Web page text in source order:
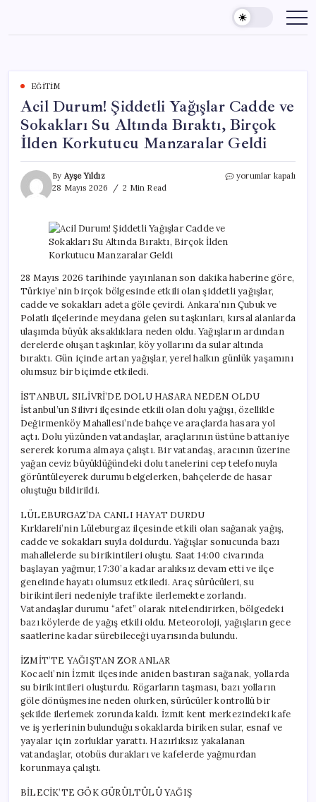
content
EĞITIM
Acil Durum! Şiddetli Yağışlar Cadde ve
Sokakları Su Altında Bıraktı, Birçok
İlden Korkutucu Manzaralar Geldi
By Ayşe Yıldız
28 Mayıs 2026
2 Min Read
Acil
Bıraktı,
Birçok
İlden
Korkutucu
Manzaralar
Geldi
için
yorumlar kapalı
28 Mayıs 2026 tarihinde yayınlanan son dakika haberine göre,
Türkiye’nin birçok bölgesinde etkili olan şiddetli yağışlar,
cadde ve sokakları adeta göle çevirdi. Ankara’nın Çubuk ve
Polatlı ilçelerinde meydana gelen su taşkınları, kırsal alanlarda
ulaşımda büyük aksaklıklara neden oldu. Yağışların ardından
derelerde oluşan taşkınlar, köy yollarını da sular altında
bıraktı. Gün içinde artan yağışlar, yerel halkın günlük yaşamını
olumsuz bir biçimde etkiledi.
İSTANBUL SILİVRİ’DE DOLU HASARA NEDEN OLDU
İstanbul’un Silivri ilçesinde etkili olan dolu yağışı, özellikle
Değirmenköy Mahallesi’nde bahçe ve araçlarda hasara yol
açtı. Dolu yüzünden vatandaşlar, araçlarının üstüne battaniye
sererek koruma almaya çalıştı. Bir vatandaş, aracının üzerine
yağan ceviz büyüklüğündeki dolu tanelerini cep telefonuyla
görüntüleyerek durumu belgelerken, bahçelerde de hasar
oluştuğu bildirildi.
LÜLEBURGAZ’DA CANLI HAYAT DURDU
Kırklareli’nin Lüleburgaz ilçesinde etkili olan sağanak yağış,
cadde ve sokakları suyla doldurdu. Yağışlar sonucunda bazı
mahallelerde su birikintileri oluştu. Saat 14:00 civarında
başlayan yağmur, 17:30’a kadar aralıksız devam etti ve ilçe
genelinde hayatı olumsuz etkiledi. Araç sürücüleri, su
birikintileri nedeniyle trafikte ilerlemekte zorlandı.
Vatandaşlar durumu “afet” olarak nitelendirirken, bölgedeki
bazı köylerde de yağış etkili oldu. Meteoroloji, yağışların gece
saatlerine kadar sürebileceği uyarısında bulundu.
İZMİT’TE YAĞIŞTAN ZOR ANLAR
Kocaeli’nin İzmit ilçesinde aniden bastıran sağanak, yollarda
su birikintileri oluşturdu. Rögarların taşması, bazı yolların
göle dönüşmesine neden olurken, sürücüler kontrollü bir
şekilde ilerlemek zorunda kaldı. İzmit kent merkezindeki kafe
ve iş yerlerinin bulunduğu sokaklarda biriken sular, esnaf ve
yayalar için zorluklar yarattı. Hazırlıksız yakalanan
vatandaşlar, otobüs durakları ve kafelerde yağmurdan
korunmaya çalıştı.
BİLECİK’TE GÖK GÜRÜLTÜLÜ YAĞIŞ